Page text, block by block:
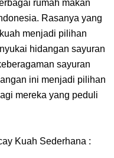
Penting Dalam Perfilman
Untuk Menjadi Cemilan
Yang Terletak Di
rumah makan
Rasanya yang
menjadi pilihan
hidangan sayuran
sayuran
ini menjadi pilihan
mereka yang peduli
Kuah Sederhana :